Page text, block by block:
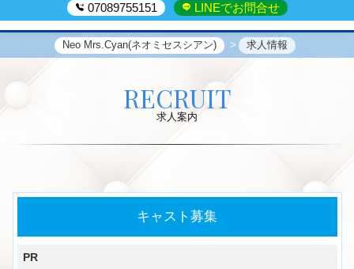
07089755151 LINEでお問合せ
Neo Mrs.Cyan(ネオミセスシアン) 求人情報
RECRUIT
求人案内
キャスト募集
PR